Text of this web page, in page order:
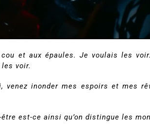
et aux épaules. Je voulais les
voir.
inonder mes espoirs et mes
est-ce ainsi qu’on distingue les